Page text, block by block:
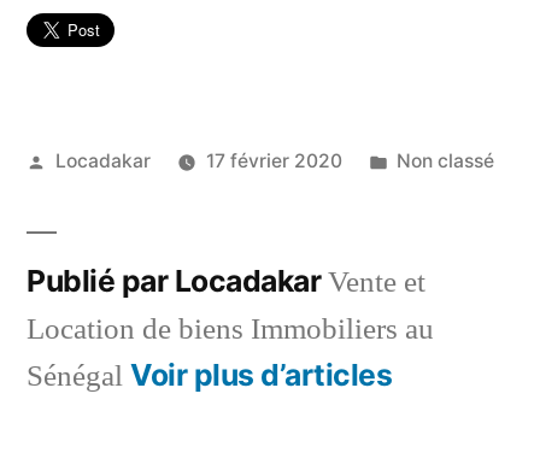
Publié
Locadakar 17 février 2020
Publié
Non classé
Publié par LocadakarVente et
Location de biens Immobiliers au
Sénégal Voir plus d’articles